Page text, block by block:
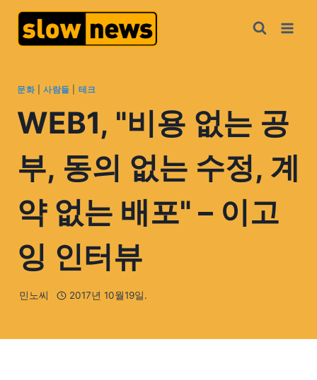
문화| 사람들 테크
WEB1, "비용 없는 공
부, 동의 없는 수정, 계
약 없는 배포" – 이고
잉 인터뷰
민노씨 2017년 10월19일.